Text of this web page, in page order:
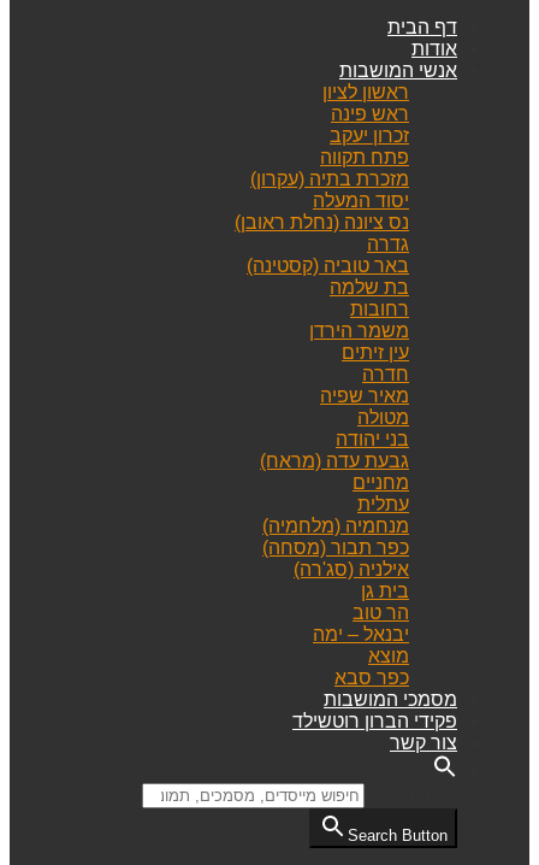
דף הבית
אודות
אנשי המושבות
ראשון לציון
ראש פינה
זכרון יעקב
פתח תקווה
מזכרת בתיה (עקרון)
יסוד המעלה
נס ציונה (נחלת ראובן)
גדרה
באר טוביה (קסטינה)
בת שלמה
רחובות
משמר הירדן
עין זיתים
חדרה
מאיר שפיה
מטולה
בני יהודה
גבעת עדה (מראח)
מחניים
עתלית
מנחמיה (מלחמיה)
כפר תבור (מסחה)
אילניה (סג'רה)
בית גן
הר טוב
יבנאל – ימה
מוצא
כפר סבא
מסמכי המושבות
פקידי הברון רוטשילד
צור קשר
Search Button